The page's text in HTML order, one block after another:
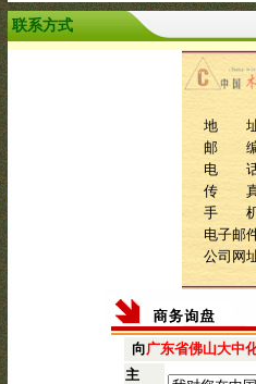
联系方式
地 址
邮 编
电 话
传 真
手 机
电子邮
公司网
向广东省佛山大中
主